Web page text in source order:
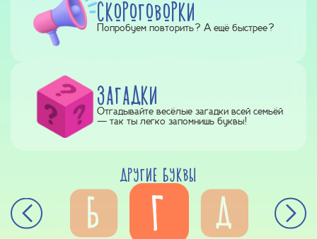
СКОРОГОВОРКИ
Попробуем повторить? А ещё быстрее?
ЗАГАДКИ
Отгадывайте весёлые загадки всей семьёй
— так ты легко запомнишь буквы!
ДРУГИЕ БУКВЫ
А Б Г Д Е